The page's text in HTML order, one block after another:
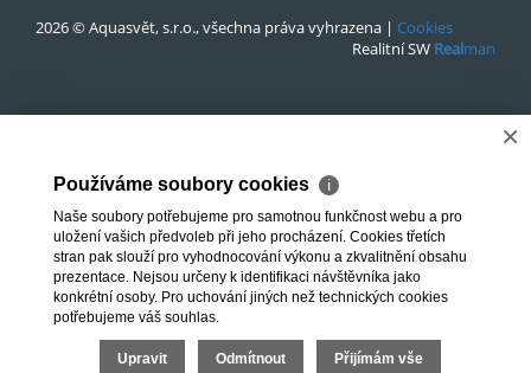
2026 © Aquasvět, s.r.o., všechna práva vyhrazena | Cookies
Realitní SW Realman
×
Používáme soubory cookies ℹ
Naše soubory potřebujeme pro samotnou funkčnost webu a pro
uložení vašich předvoleb při jeho procházení. Cookies třetích
stran pak slouží pro vyhodnocování výkonu a zkvalitnění obsahu
prezentace. Nejsou určeny k identifikaci návštěvníka jako
konkrétní osoby. Pro uchování jiných než technických cookies
potřebujeme váš souhlas.
Upravit Odmítnout Přijímám vše